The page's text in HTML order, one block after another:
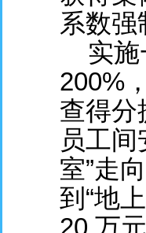
系数强
实施
200%
查得分
员工
室”走
到“地
20 万